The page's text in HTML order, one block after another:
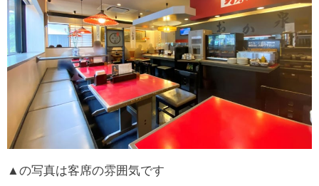
▲の写真は客席の雰囲気です